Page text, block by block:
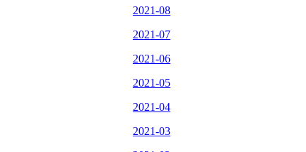
2021-08
2021-07
2021-06
2021-05
2021-04
2021-03